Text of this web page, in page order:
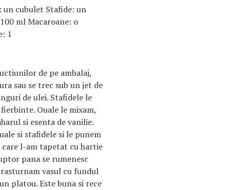
cubulet Stafide: un
ml Macaroane: o
1
de pe ambalaj,
sau se trec sub un jet de
de ulei. Stafidele le
Ouale le mixam,
si esenta de vanilie.
si stafidele si le punem
l-am tapetat cu hartie
pana se rumenesc
vasul cu fundul
platou. Este buna si rece